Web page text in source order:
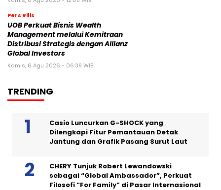
Pers Rilis
UOB Perkuat Bisnis Wealth
Management melalui Kemitraan
Distribusi Strategis dengan Allianz
Global Investors
Kamis, 6 Agu 2026 - 06:39 WIB
TRENDING
Casio Luncurkan G-SHOCK yang
Dilengkapi Fitur Pemantauan Detak
Jantung dan Grafik Pasang Surut Laut
CHERY Tunjuk Robert Lewandowski
sebagai “Global Ambassador”, Perkuat
Filosofi “For Family” di Pasar Internasional